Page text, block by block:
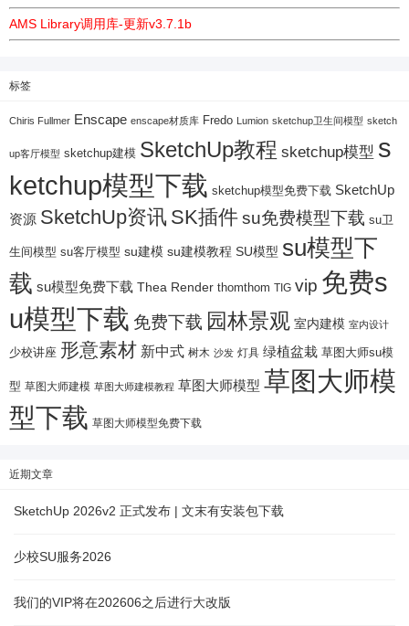
AMS Library调用库-更新v3.7.1b
标签
Chiris Fullmer Enscape enscape材质库 Fredo Lumion sketchup卫生间模型 sketch
up客厅模型 sketchup建模 SketchUp教程 sketchup模型 s
ketchup模型下载 sketchup模型免费下载 SketchUp
资源 SketchUp资讯 SK插件su免费模型下载 su卫
生间模型 su客厅模型 su建模 su建模教程 SU模型 su模型下
载 su模型免费下载 Thea Render thomthom TIG vip 免费s
u模型下载 免费下载 园林景观 室内建模 室内设计
少校讲座 形意素材 新中式 树木 沙发 灯具 绿植盆栽 草图大师su模
型 草图大师建模 草图大师建模教程 草图大师模型 草图大师模
型下载 草图大师模型免费下载
近期文章
SketchUp 2026v2 正式发布 | 文末有安装包下载
少校SU服务2026
我们的VIP将在202606之后进行大改版